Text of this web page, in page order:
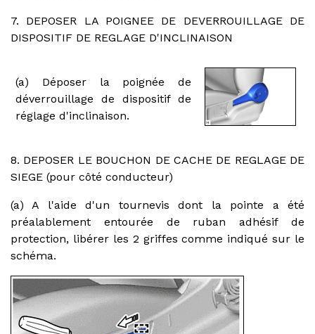
7. DEPOSER LA POIGNEE DE DEVERROUILLAGE DE
DISPOSITIF DE REGLAGE D'INCLINAISON
(a) Déposer la poignée de
déverrouillage de dispositif de
réglage d'inclinaison.
8. DEPOSER LE BOUCHON DE CACHE DE REGLAGE DE
SIEGE (pour côté conducteur)
(a) A l'aide d'un tournevis dont la pointe a été
préalablement entourée de ruban adhésif de
protection, libérer les 2 griffes comme indiqué sur le
schéma.